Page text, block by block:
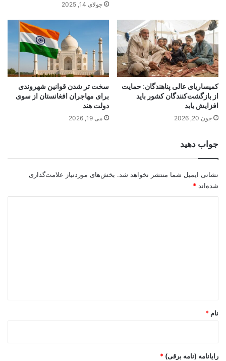
جولای 14, 2025
کمیساریای عالی پناهندگان: حمایت
از بازگشت‌کنندگان کشور باید
افزایش یابد
جون 20, 2026
سخت تر شدن قوانین شهروندی
برای مهاجران افغانستان از سوی
دولت هند
می 19, 2026
جواب دهید
نشانی ایمیل شما منتشر نخواهد شد. بخش‌های موردنیاز علامت‌گذاری
شده‌اند *
نام *
رایانامه (نامه برقی) *